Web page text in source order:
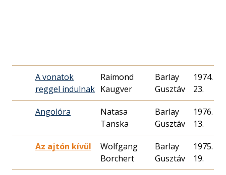
A vonatok
reggel indulnak
Raimond
Kaugver
Barlay
Gusztáv
1974. 06.
23.
Angolóra
Natasa
Tanska
Barlay
Gusztáv
1976. 03.
13.
Az ajtón kívül
Wolfgang
Borchert
Barlay
Gusztáv
1975. 01.
19.